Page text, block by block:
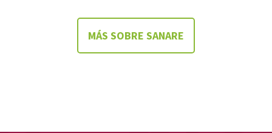
MÁS SOBRE SANARE